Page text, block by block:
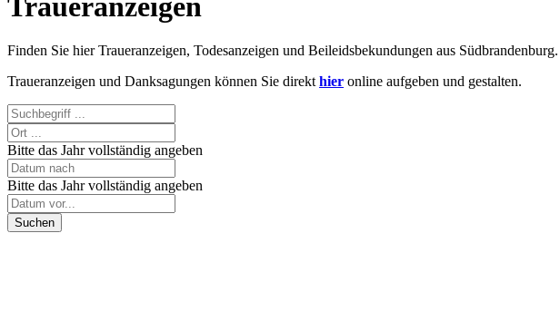
Finden Sie hier Traueranzeigen, Todesanzeigen und Beileidsbekundungen aus Südbrandenburg.
Traueranzeigen und Danksagungen können Sie direkt hier online aufgeben und gestalten.
Bitte das Jahr vollständig angeben
Bitte das Jahr vollständig angeben
Suchen